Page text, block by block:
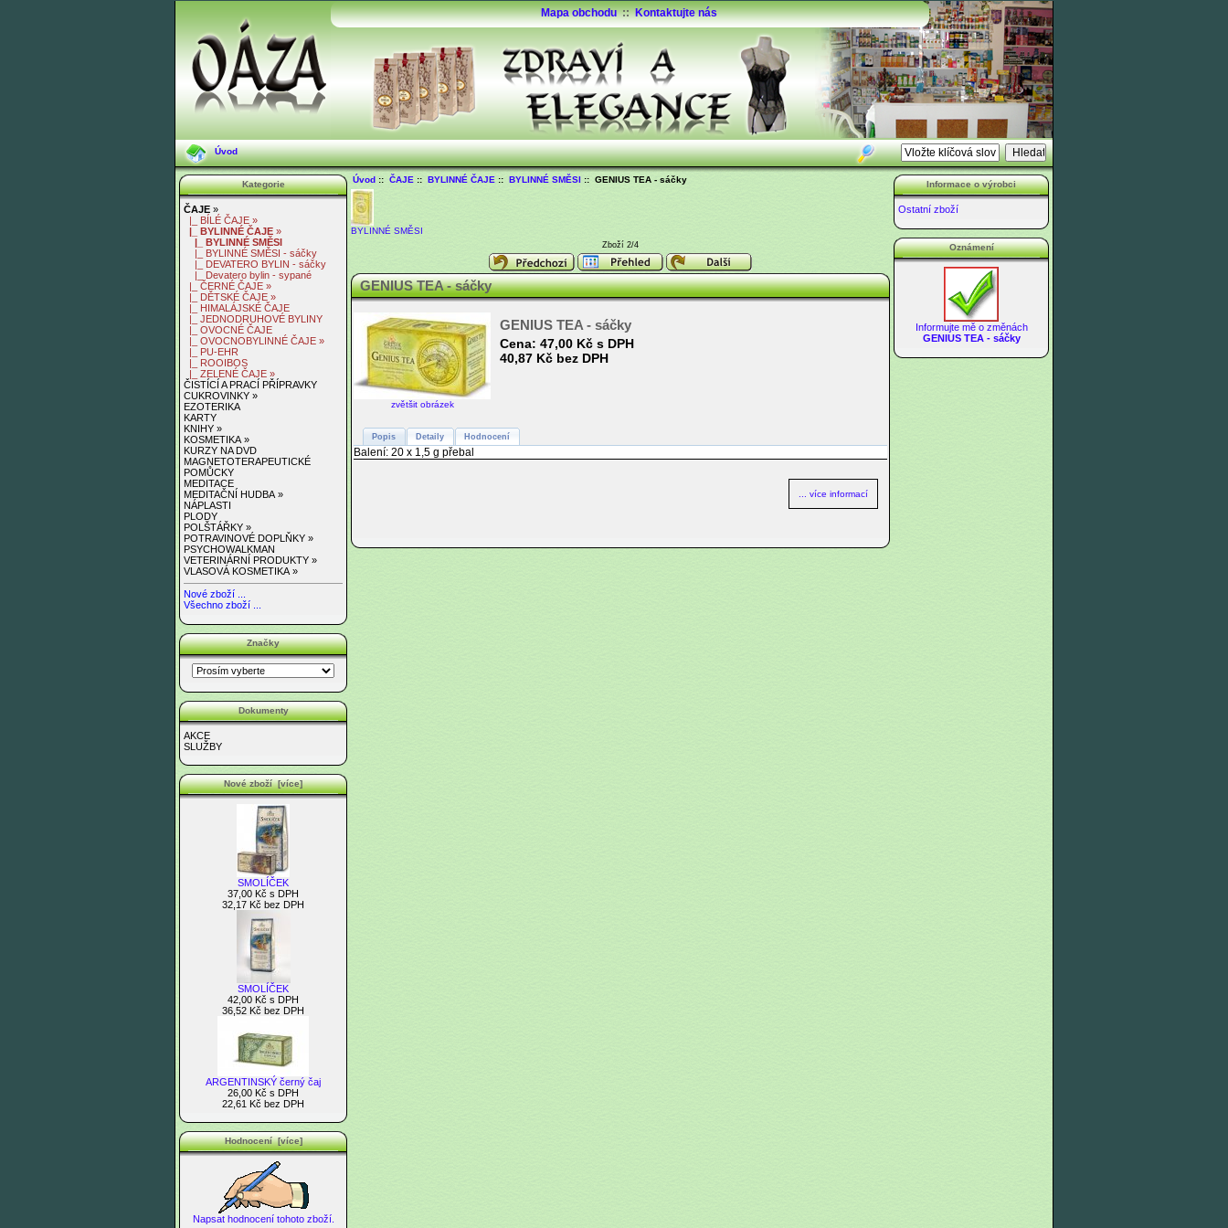
Mapa obchodu::Kontaktujte nás
Úvod
Kategorie
ČAJE »
|_ BÍLÉ ČAJE »
|_ BYLINNÉ ČAJE »
|_ BYLINNÉ SMĚSI
|_ BYLINNÉ SMĚSI - sáčky
|_ DEVATERO BYLIN - sáčky
|_ Devatero bylin - sypané
|_ ČERNÉ ČAJE »
|_ DĚTSKÉ ČAJE »
|_ HIMALÁJSKÉ ČAJE
|_ JEDNODRUHOVÉ BYLINY
|_ OVOCNÉ ČAJE
|_ OVOCNOBYLINNÉ ČAJE »
|_ PU-EHR
|_ ROOIBOS
|_ ZELENÉ ČAJE »
ČISTÍCÍ A PRACÍ PŘÍPRAVKY
CUKROVINKY »
EZOTERIKA
KARTY
KNIHY »
KOSMETIKA »
KURZY NA DVD
MAGNETOTERAPEUTICKÉ
POMŮCKY
MEDITACE
MEDITAČNÍ HUDBA »
NÁPLASTI
PLODY
POLŠTÁŘKY »
POTRAVINOVÉ DOPLŇKY »
PSYCHOWALKMAN
VETERINÁRNÍ PRODUKTY »
VLASOVÁ KOSMETIKA »
Nové zboží ...
Všechno zboží ...
Značky
Dokumenty
AKCE
SLUŽBY
Nové zboží [více]
SMOLÍČEK
37,00 Kč s DPH
32,17 Kč bez DPH
SMOLÍČEK
42,00 Kč s DPH
36,52 Kč bez DPH
ARGENTINSKÝ černý čaj
26,00 Kč s DPH
22,61 Kč bez DPH
Hodnocení [více]
Napsat hodnocení tohoto zboží.
Úvod:: ČAJE:: BYLINNÉ ČAJE:: BYLINNÉ SMĚSI:: GENIUS TEA - sáčky
BYLINNÉ SMĚSI
Zboží 2/4
GENIUS TEA - sáčky
zvětšit obrázek
GENIUS TEA - sáčky
Cena: 47,00 Kč s DPH
40,87 Kč bez DPH
Popis Detaily Hodnocení
Balení: 20 x 1,5 g přebal
... více informací
Informace o výrobci
Ostatní zboží
Oznámení
Informujte mě o změnách
GENIUS TEA - sáčky